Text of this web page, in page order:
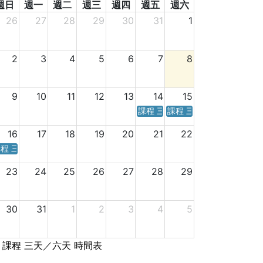
日 週一 週二 週三 週四 週五
週六
26
27 28 29 30 31 1
2 3 4 5 6 7 8
9 10 11 12 13 14 15
課程 三天／六天 時間表
課程 三天／六天 時間表
16 17 18 19 20 21 22
三天／六天 時間表
23 24 25 26 27 28 29
30 31 1 2 3 4 5
課程 三天／六天 時間表